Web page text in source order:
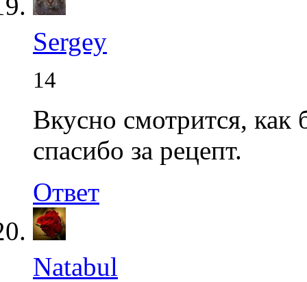
Sergey
14
Вкусно смотрится, как
спасибо за рецепт.
Ответ
Natabul